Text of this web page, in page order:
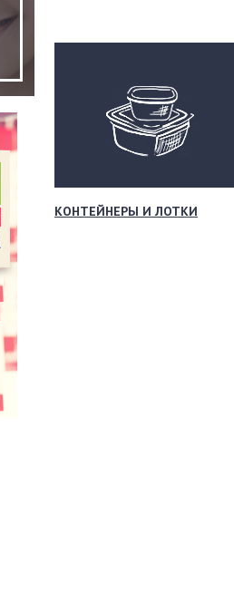
КОНТЕЙНЕРЫ И ЛОТКИ